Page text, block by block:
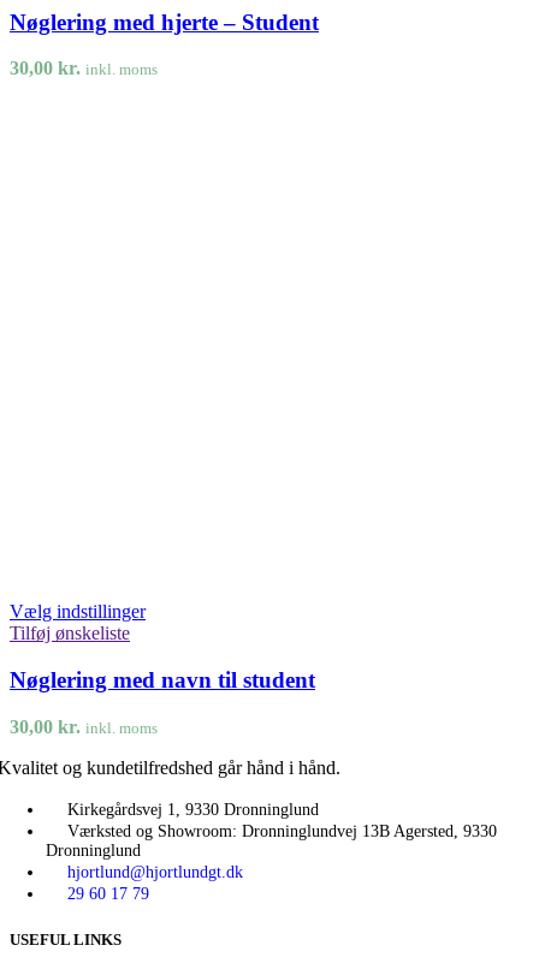
Nøglering med hjerte – Student
30,00 kr. inkl. moms
Vælg indstillinger
Tilføj ønskeliste
Nøglering med navn til student
30,00 kr. inkl. moms
og kundetilfredshed går hånd i hånd.
Kirkegårdsvej 1, 9330 Dronninglund
Værksted og Showroom: Dronninglundvej 13B Agersted, 9330
Dronninglund
hjortlund@hjortlundgt.dk
29 60 17 79
USEFUL LINKS